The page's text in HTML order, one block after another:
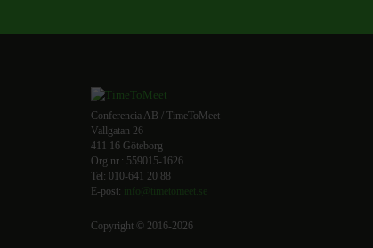
Conferencia AB / TimeToMeet
Vallgatan 26
411 16 Göteborg
Org.nr.: 559015-1626
Tel: 010-641 20 88
E-post: info@timetomeet.se
Copyright © 2016-2026